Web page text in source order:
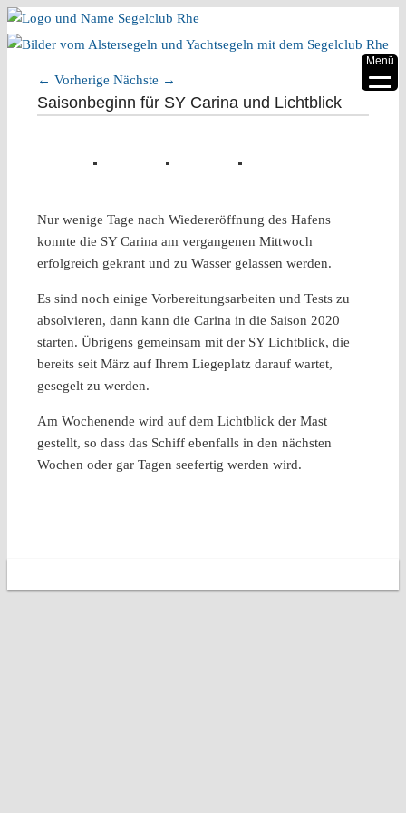
Artikelnavigation
← Vorherige Nächste →
Saisonbeginn für SY Carina und Lichtblick
Nur wenige Tage nach Wiedereröffnung des Hafens
konnte die SY Carina am vergangenen Mittwoch
erfolgreich gekrant und zu Wasser gelassen werden.
Es sind noch einige Vorbereitungsarbeiten und Tests zu
absolvieren, dann kann die Carina in die Saison 2020
starten. Übrigens gemeinsam mit der SY Lichtblick, die
bereits seit März auf Ihrem Liegeplatz darauf wartet,
gesegelt zu werden.
Am Wochenende wird auf dem Lichtblick der Mast
gestellt, so dass das Schiff ebenfalls in den nächsten
Wochen oder gar Tagen seefertig werden wird.
Menü
▼